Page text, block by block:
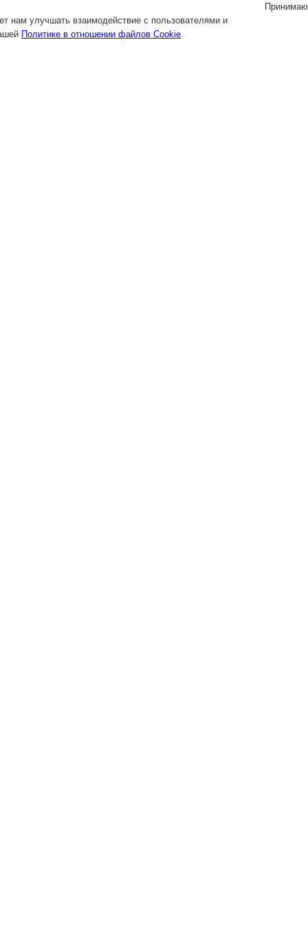
нам улучшать взаимодействие с пользователями и
Политике в отношении файлов Cookie.
Принимаю